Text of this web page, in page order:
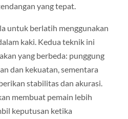
yang tepat.
untuk berlatih menggunakan
kaki. Kedua teknik ini
yang berbeda: punggung
dan kekuatan, sementara
stabilitas dan akurasi.
membuat pemain lebih
keputusan ketika